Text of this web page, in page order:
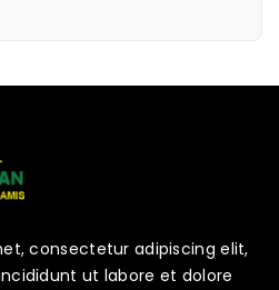
consectetur adipiscing elit,
ut labore et dolore